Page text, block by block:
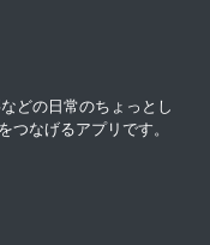
どの日常のちょっとし
つなげるアプリです。